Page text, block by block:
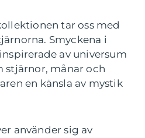
tar oss med
Smyckena i
av universum
stjärnor, månar och
en känsla av mystik
använder sig av